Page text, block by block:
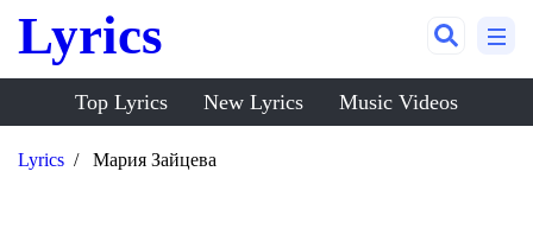
Lyrics
Top Lyrics New Lyrics Music Videos
Lyrics Мария Зайцева